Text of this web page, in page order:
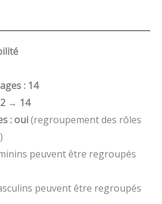
: 14
→ 14
: oui(regroupement des rôles
peuvent être regroupés
peuvent être regroupés